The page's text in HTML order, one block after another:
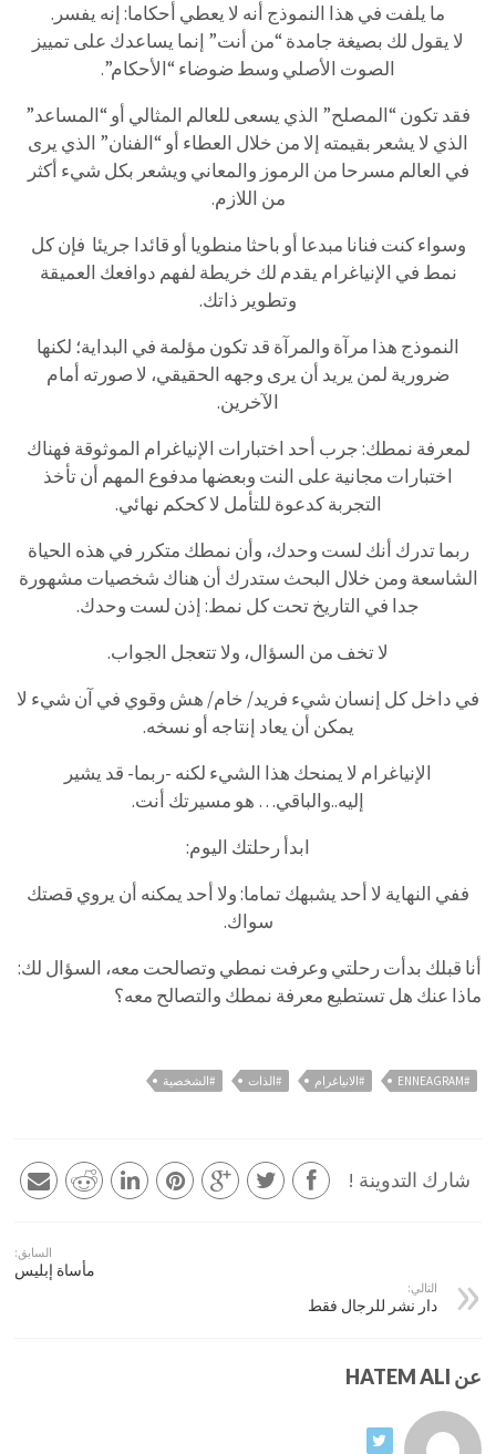
ما يلفت في هذا النموذج أنه لا يعطي أحكاما: إنه يفسر.
لا يقول لك بصيغة جامدة “من أنت” إنما يساعدك على تمييز
الصوت الأصلي وسط ضوضاء “الأحكام”.
فقد تكون “المصلح” الذي يسعى للعالم المثالي أو “المساعد”
الذي لا يشعر بقيمته إلا من خلال العطاء أو “الفنان” الذي يرى
في العالم مسرحا من الرموز والمعاني ويشعر بكل شيء أكثر
من اللازم.
وسواء كنت فنانا مبدعا أو باحثا منطويا أو قائدا جريئا فإن كل
نمط في الإنياغرام يقدم لك خريطة لفهم دوافعك العميقة
وتطوير ذاتك.
النموذج هذا مرآة والمرآة قد تكون مؤلمة في البداية؛ لكنها
ضرورية لمن يريد أن يرى وجهه الحقيقي، لا صورته أمام
الآخرين.
لمعرفة نمطك: جرب أحد اختبارات الإنياغرام الموثوقة فهناك
اختبارات مجانية على النت وبعضها مدفوع المهم أن تأخذ
التجربة كدعوة للتأمل لا كحكم نهائي.
ربما تدرك أنك لست وحدك، وأن نمطك متكرر في هذه الحياة
الشاسعة ومن خلال البحث ستدرك أن هناك شخصيات مشهورة
جدا في التاريخ تحت كل نمط: إذن لست وحدك.
لا تخف من السؤال، ولا تتعجل الجواب.
في داخل كل إنسان شيء فريد/ خام/ هش وقوي في آن شيء لا
يمكن أن يعاد إنتاجه أو نسخه.
الإنياغرام لا يمنحك هذا الشيء لكنه -ربما- قد يشير
إليه..والباقي… هو مسيرتك أنت.
ابدأ رحلتك اليوم:
ففي النهاية لا أحد يشبهك تماما: ولا أحد يمكنه أن يروي قصتك
سواك.
أنا قبلك بدأت رحلتي وعرفت نمطي وتصالحت معه، السؤال لك:
ماذا عنك هل تستطيع معرفة نمطك والتصالح معه؟
#ENNEAGRAM #الانياغرام #الذات #الشخصية
شارك التدوينة !
السابق:
مأساة إبليس
التالي:
دار نشر للرجال فقط
عن HATEM ALI